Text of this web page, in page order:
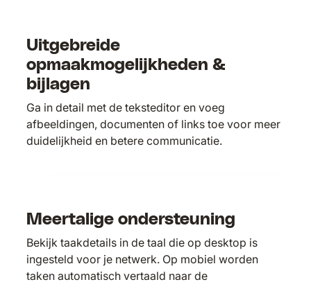
Uitgebreide
opmaakmogelijkheden &
bijlagen
Ga in detail met de teksteditor en voeg
afbeeldingen, documenten of links toe voor meer
duidelijkheid en betere communicatie.
Meertalige ondersteuning
Bekijk taakdetails in de taal die op desktop is
ingesteld voor je netwerk. Op mobiel worden
taken automatisch vertaald naar de